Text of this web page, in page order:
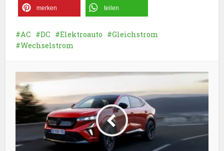
merken teilen
AC DC Elektroauto
Gleichstrom
Wechselstrom